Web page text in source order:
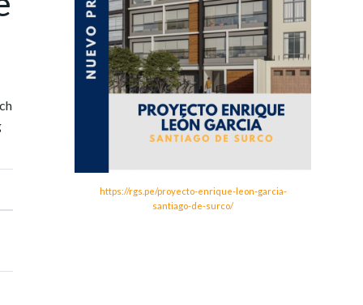
https://rgs.pe/proyecto-enrique-leon-garcia-
santiago-de-surco/